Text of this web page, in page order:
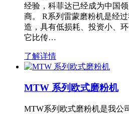
经验，科菲达已经成为中国
商。 R系列雷蒙磨粉机是经
造，具有低损耗、投资小、
它比传…
了解详情
MTW 系列欧式磨粉机
MTW系列欧式磨粉机是我公